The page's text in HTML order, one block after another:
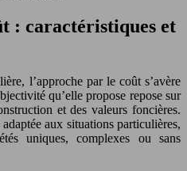
: caractéristiques et
l’approche par le coût s’avère
qu’elle propose repose sur
et des valeurs foncières.
aux situations particulières,
uniques, complexes ou sans